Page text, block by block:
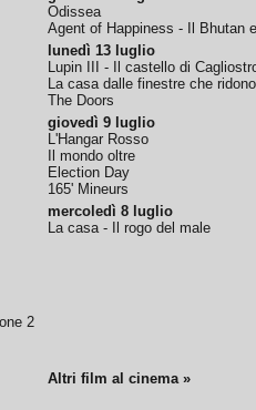
2
Odissea
Agent of Happiness - Il Bhutan
lunedì 13 luglio
Lupin III - Il castello di
La casa dalle finestre che ridono
The Doors
giovedì 9 luglio
L'Hangar Rosso
Il mondo oltre
Election Day
165' Mineurs
mercoledì 8 luglio
La casa - Il rogo del male
Altri film al cinema »